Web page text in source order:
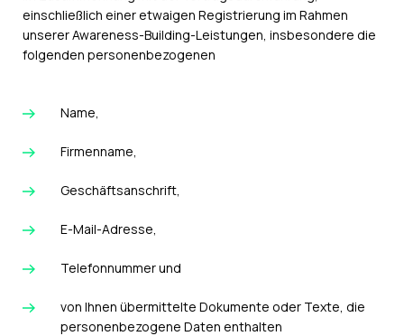
einschließlich einer etwaigen Registrierung im Rahmen
unserer Awareness-Building-Leistungen, insbesondere die
folgenden personenbezogenen
Name,
Firmenname,
Geschäftsanschrift,
E-Mail-Adresse,
Telefonnummer und
von Ihnen übermittelte Dokumente oder Texte, die
personenbezogene Daten enthalten